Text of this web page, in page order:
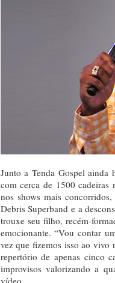
Junto a Tenda Gospel ainda
com cerca de 1500 cadeiras
nos shows mais
Debris Superband e a
trouxe seu filho, recém-
emocionante. “Vou contar
vez que fizemos isso ao vivo
repertório de apenas cinco
improvisos valorizando a
vídeo.